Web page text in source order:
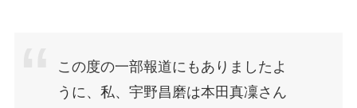
この度の一部報道にもありましたよ
うに、私、宇野昌磨は本田真凜さん